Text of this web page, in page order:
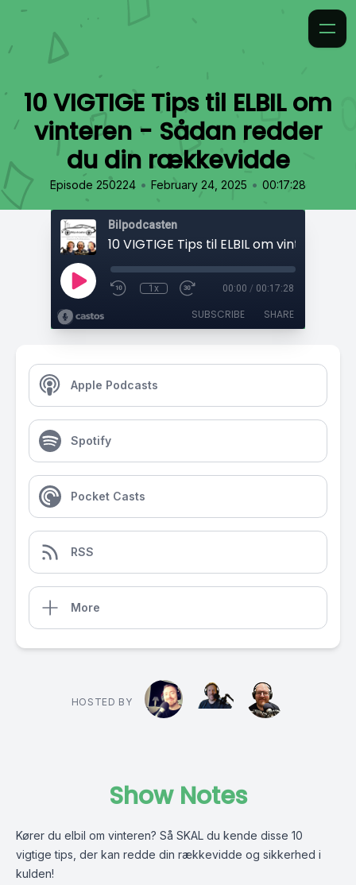
10 VIGTIGE Tips til ELBIL om
vinteren - Sådan redder
du din rækkevidde
Episode 250224 • February 24, 2025 • 00:17:28
Bilpodcasten
1x 00:00 / 00:17:28
SUBSCRIBE SHARE
Apple Podcasts
Spotify
Pocket Casts
RSS
More
HOSTED BY
Show Notes
Kører du elbil om vinteren? Så SKAL du kende disse 10
vigtige tips, der kan redde din rækkevidde og sikkerhed i
kulden!